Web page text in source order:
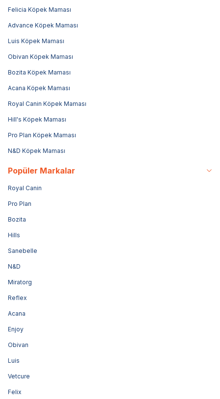
Felicia Köpek Maması
Advance Köpek Maması
Luis Köpek Maması
Obivan Köpek Maması
Bozita Köpek Maması
Acana Köpek Maması
Royal Canin Köpek Maması
Hill's Köpek Maması
Pro Plan Köpek Maması
N&D Köpek Maması
Popüler Markalar
Royal Canin
Pro Plan
Bozita
Hills
Sanebelle
N&D
Miratorg
Reflex
Acana
Enjoy
Obivan
Luis
Vetcure
Felix